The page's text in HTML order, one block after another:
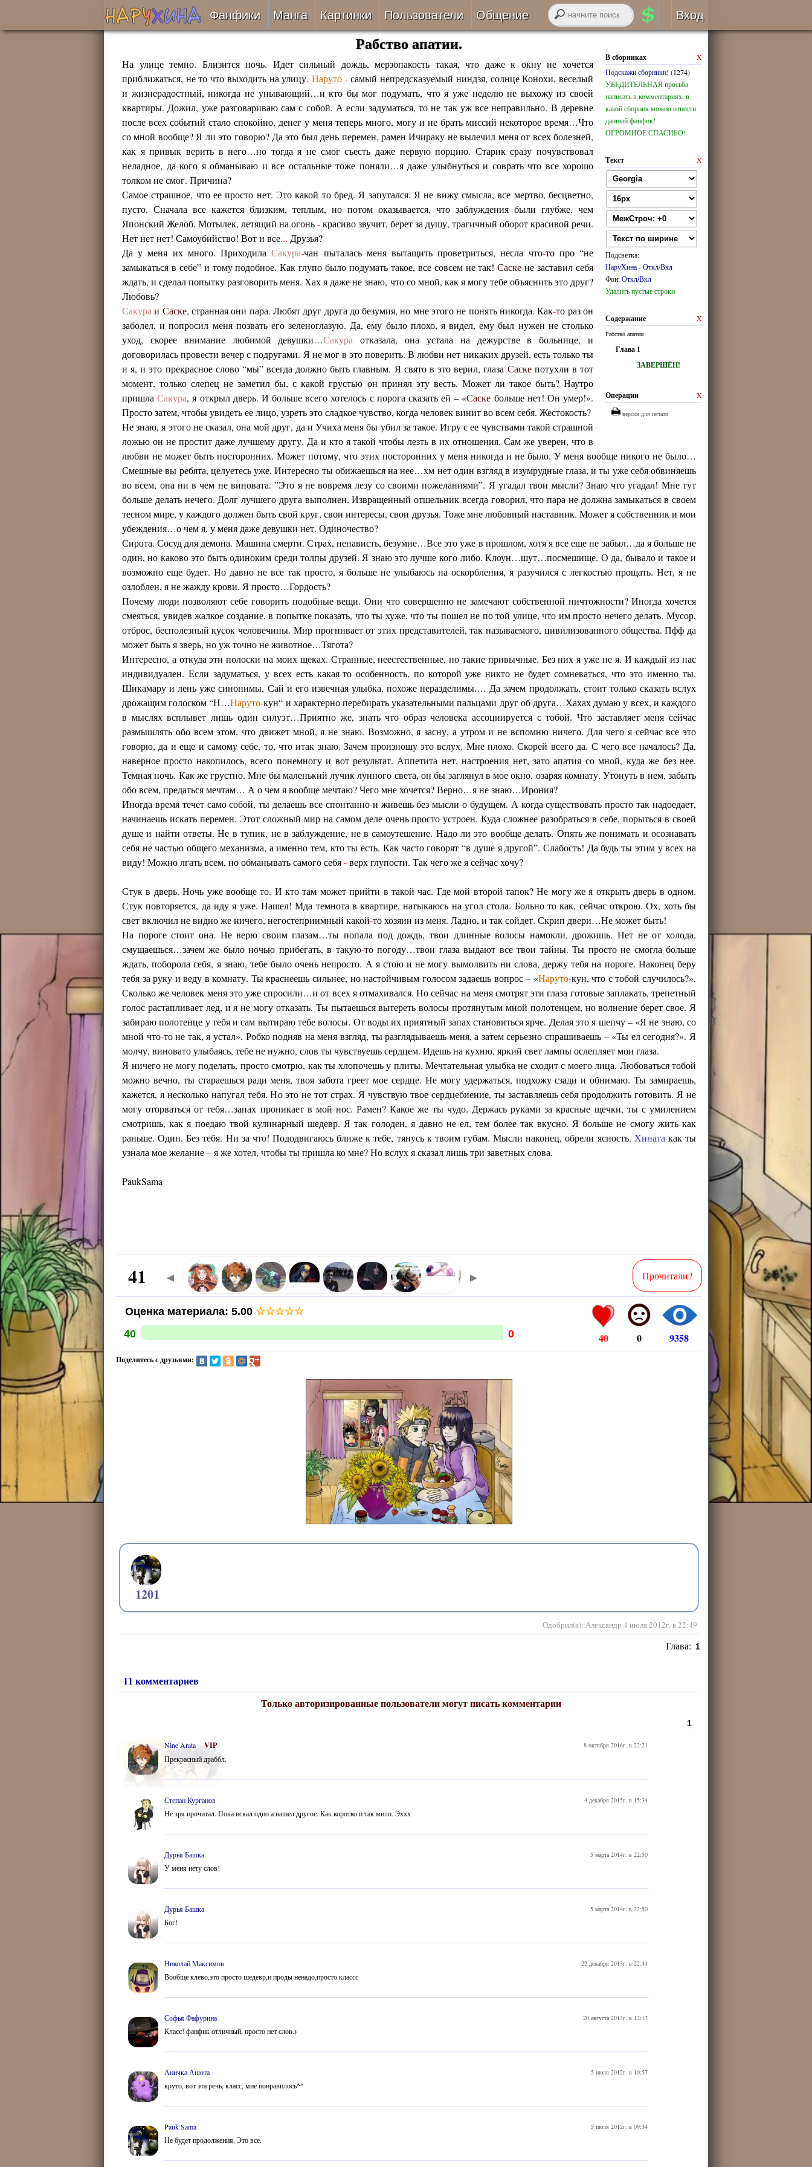
Фанфики
Сборники
Подобрать
Рецензии
На проверке
Отправить
Манга Картинки Пользователи
Авторы
Все
Беты
VIP
Онлайн
За 24 часа
Общение
Лента RSS
Вход
Авторизация
войти через
регистрация
забыли логин или пароль?
Рабство апатии.
X
В сборниках
Подскажи сборники! (1274)
УБЕДИТЕЛЬНАЯ просьба
написать в комментариях, в
какой сборник можно отнести
данный фанфик!
ОГРОМНОЕ СПАСИБО!
X
Текст
Подсветка:
НаруХина-Откл/Вкл
Фон:Откл/Вкл
Удалить пустые строки
X
Содержание
Рабство апатии
Глава 1
ЗАВЕРШЁН!
X
Операции
версия для печати
На улице темно. Близится ночь. Идет сильный дождь, мерзопакость такая, что даже к окну не хочется
приближаться, не то что выходить на улицу. Наруто -самый непредсказуемый ниндзя, солнце Конохи, веселый
и жизнерадостный, никогда не унывающий…и кто бы мог подумать, что я уже неделю не выхожу из своей
квартиры. Дожил, уже разговариваю сам с собой. А если задуматься, то не так уж все неправильно. В деревне
после всех событий стало спокойно, денег у меня теперь много, могу и не брать миссий некоторое время…Что
со мной вообще? Я ли это говорю? Да это был день перемен, рамен Ичираку не вылечил меня от всех болезней,
как я привык верить в него…но тогда я не смог съесть даже первую порцию. Старик сразу почувствовал
неладное, да кого я обманываю и все остальные тоже поняли…я даже улыбнуться и соврать что все хорошо
толком не смог. Причина?
Самое страшное, что ее просто нет. Это какой то бред. Я запутался. Я не вижу смысла, все мертво, бесцветно,
пусто. Сначала все кажется близким, теплым, но потом оказывается, что заблуждения были глубже, чем
Японский Желоб. Мотылек, летящий на огонь-красиво звучит, берет за душу, трагичный оборот красивой речи.
Нет нет нет! Самоубийство! Вот и все... Друзья?
Да у меня их много. ПриходилаСакура-чан пыталась меня вытащить проветриться, несла что-то про “не
замыкаться в себе” и тому подобное. Как глупо было подумать такое, все совсем не так!Саске не заставил себя
ждать, и сделал попытку разговорить меня. Хах я даже не знаю, что со мной, как я могу тебе объяснить это друг?
Любовь?
Сакура и Саске, странная они пара. Любят друг друга до безумия, но мне этого не понять никогда. Как-то раз он
заболел, и попросил меня позвать его зеленоглазую. Да, ему было плохо, я видел, ему был нужен не столько
уход, скорее внимание любимой девушки…Сакура отказала, она устала на дежурстве в больнице, и
договорилась провести вечер с подругами. Я не мог в это поверить. В любви нет никаких друзей, есть только ты
и я, и это прекрасное слово “мы” всегда должно быть главным. Я свято в это верил, глаза Саскепотухли в тот
момент, только слепец не заметил бы, с какой грустью он принял эту весть. Может ли такое быть? Наутро
пришлаСакура, я открыл дверь. И больше всего хотелось с порога сказать ей – «Саске больше нет! Он умер!».
Просто затем, чтобы увидеть ее лицо, узреть это сладкое чувство, когда человек винит во всем себя. Жестокость?
Не знаю, я этого не сказал, она мой друг, да и Учиха меня бы убил за такое. Игру с ее чувствами такой страшной
ложью он не простит даже лучшему другу. Да и кто я такой чтобы лезть в их отношения. Сам же уверен, что в
любви не может быть посторонних. Может потому, что этих посторонних у меня никогда и не было. У меня вообще никого не было…
Смешные вы ребята, целуетесь уже. Интересно ты обижаешься на нее…хм нет один взгляд в изумрудные глаза, и ты уже себя обвиняешь
во всем, она ни в чем не виновата. ”Это я не вовремя лезу со своими пожеланиями”. Я угадал твои мысли? Знаю что угадал! Мне тут
больше делать нечего. Долг лучшего друга выполнен. Извращенный отшельник всегда говорил, что пара не должна замыкаться в своем
тесном мире, у каждого должен быть свой круг, свои интересы, свои друзья. Тоже мне любовный наставник. Может я собственник и мои
убеждения…о чем я, у меня даже девушки нет. Одиночество?
Сирота. Сосуд для демона. Машина смерти. Страх, ненависть, безумие…Все это уже в прошлом, хотя я все еще не забыл…да я больше не
один, но каково это быть одиноким среди толпы друзей. Я знаю это лучше кого-либо. Клоун…шут…посмешище. О да, бывало и такое и
возможно еще будет. Но давно не все так просто, я больше не улыбаюсь на оскорбления, я разучился с легкостью прощать. Нет, я не
озлоблен, я не жажду крови. Я просто…Гордость?
Почему люди позволяют себе говорить подобные вещи. Они что совершенно не замечают собственной ничтожности? Иногда хочется
смеяться, увидев жалкое создание, в попытке показать, что ты хуже, что ты пошел не по той улице, что им просто нечего делать. Мусор,
отброс, бесполезный кусок человечины. Мир прогнивает от этих представителей, так называемого, цивилизованного общества. Пфф да
может быть я зверь, но уж точно не животное…Тягота?
Интересно, а откуда эти полоски на моих щеках. Странные, неестественные, но такие привычные. Без них я уже не я. И каждый из нас
индивидуален. Если задуматься, у всех есть какая-то особенность, по которой уже никто не будет сомневаться, что это именно ты.
Шикамару и лень уже синонимы, Сай и его извечная улыбка, похоже неразделимы.… Да зачем продолжать, стоит только сказать вслух
дрожащим голоском “Н…Наруто-кун“ и характерно перебирать указательными пальцами друг об друга…Хахах думаю у всех, и каждого
в мыслях всплывет лишь один силуэт…Приятно же, знать что образ человека ассоциируется с тобой. Что заставляет меня сейчас
размышлять обо всем этом, что движет мной, я не знаю. Возможно, я засну, а утром и не вспомню ничего. Для чего я сейчас все это
говорю, да и еще и самому себе, то, что итак знаю. Зачем произношу это вслух. Мне плохо. Скорей всего да. С чего все началось? Да,
наверное просто накопилось, всего понемногу и вот результат. Аппетита нет, настроения нет, зато апатия со мной, куда же без нее.
Темная ночь. Как же грустно. Мне бы маленький лучик лунного света, он бы заглянул в мое окно, озаряя комнату. Утонуть в нем, забыть
обо всем, предаться мечтам… А о чем я вообще мечтаю? Чего мне хочется? Верно…я не знаю…Ирония?
Иногда время течет само собой, ты делаешь все спонтанно и живешь без мысли о будущем. А когда существовать просто так надоедает,
начинаешь искать перемен. Этот сложный мир на самом деле очень просто устроен. Куда сложнее разобраться в себе, порыться в своей
душе и найти ответы. Не в тупик, не в заблуждение, не в самоутешение. Надо ли это вообще делать. Опять же понимать и осознавать
себя не частью общего механизма, а именно тем, кто ты есть. Как часто говорят “в душе я другой”. Слабость! Да будь ты этим у всех на
виду! Можно лгать всем, но обманывать самого себя-верх глупости. Так чего же я сейчас хочу?
Стук в дверь. Ночь уже вообще то. И кто там может прийти в такой час. Где мой второй тапок? Не могу же я открыть дверь в одном.
Стук повторяется, да иду я уже. Нашел! Мда темнота в квартире, натыкаюсь на угол стола. Больно то как, сейчас открою. Ох, хоть бы
свет включил не видно же ничего, негостеприимный какой-то хозяин из меня. Ладно, и так сойдет. Скрип двери…Не может быть!
На пороге стоит она. Не верю своим глазам…ты попала под дождь, твои длинные волосы намокли, дрожишь. Нет не от холода,
смущаешься…зачем же было ночью прибегать, в такую-то погоду…твои глаза выдают все твои тайны. Ты просто не смогла больше
ждать, поборола себя, я знаю, тебе было очень непросто. А я стою и не могу вымолвить ни слова, держу тебя на пороге. Наконец беру
тебя за руку и веду в комнату. Ты краснеешь сильнее, но настойчивым голосом задаешь вопрос – «Наруто-кун, что с тобой случилось?».
Сколько же человек меня это уже спросили…и от всех я отмахивался. Но сейчас на меня смотрят эти глаза готовые заплакать, трепетный
голос растапливает лед, и я не могу отказать. Ты пытаешься вытереть волосы протянутым мной полотенцем, но волнение берет свое. Я
забираю полотенце у тебя и сам вытираю тебе волосы. От воды их приятный запах становиться ярче. Делая это я шепчу – «Я не знаю, со
мной что-то не так, я устал». Робко подняв на меня взгляд, ты разглядываешь меня, а затем серьезно спрашиваешь – «Ты ел сегодня?». Я
молчу, виновато улыбаясь, тебе не нужно, слов ты чувствуешь сердцем. Идешь на кухню, яркий свет лампы ослепляет мои глаза.
Я ничего не могу поделать, просто смотрю, как ты хлопочешь у плиты. Мечтательная улыбка не сходит с моего лица. Любоваться тобой
можно вечно, ты стараешься ради меня, твоя забота греет мое сердце. Не могу удержаться, подхожу сзади и обнимаю. Ты замираешь,
кажется, я несколько напугал тебя. Но это не тот страх. Я чувствую твое сердцебиение, ты заставляешь себя продолжить готовить. Я не
могу оторваться от тебя…запах проникает в мой нос. Рамен? Какое же ты чудо. Держась руками за красные щечки, ты с умилением
смотришь, как я поедаю твой кулинарный шедевр. Я так голоден, я давно не ел, тем более так вкусно. Я больше не смогу жить как
раньше. Один. Без тебя. Ни за что! Пододвигаюсь ближе к тебе, тянусь к твоим губам. Мысли наконец, обрели ясность. Хината как ты
узнала мое желание – я же хотел, чтобы ты пришла ко мне? Но вслух я сказал лишь три заветных слова.
PaukSama
Прочитали?
41 ◄ ►
40 0 9358
Оценка материала: 5.00 ☆☆☆☆☆
40
0
Поделитесь с друзьями:
1201
Одобрил(а): Александр 4 июля 2012г. в 22:49
Глава: 1
11 комментариев
Только авторизированные пользователи могут писать комментарии
1
Nine Arata VIP 8 октября 2016г. в 22:21
Прекрасный драббл.
Степан Курганов 4 декабря 2015г. в 15:34
Не зря прочитал. Пока искал одно а нашел другое. Как коротко и так мило. Эххх
Дурья Башка 5 марта 2014г. в 22:50
У меня нету слов!
Дурья Башка 5 марта 2014г. в 22:50
Бог!
Николай Максимов 22 декабря 2013г. в 22:44
Вообще клево,это просто шедевр,и проды ненадо,просто классс
Софья Фафурина 20 августа 2013г. в 12:17
Класс! фанфик отличный, просто нет слов.)
Аничка Анюта 5 июля 2012г. в 10:57
круто, вот эта речь, класс, мне понравилось^^
Pauk Sama 5 июля 2012г. в 09:34
Не будет продолжения. Это все.